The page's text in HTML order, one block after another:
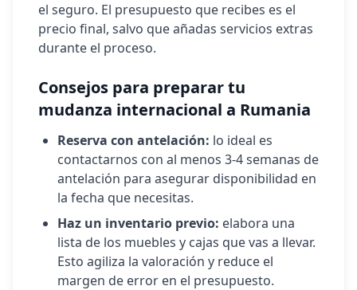
el seguro. El presupuesto que recibes es el
precio final, salvo que añadas servicios extras
durante el proceso.
Consejos para preparar tu
mudanza internacional a Rumania
Reserva con antelación: lo ideal es
contactarnos con al menos 3-4 semanas de
antelación para asegurar disponibilidad en
la fecha que necesitas.
Haz un inventario previo: elabora una
lista de los muebles y cajas que vas a llevar.
Esto agiliza la valoración y reduce el
margen de error en el presupuesto.